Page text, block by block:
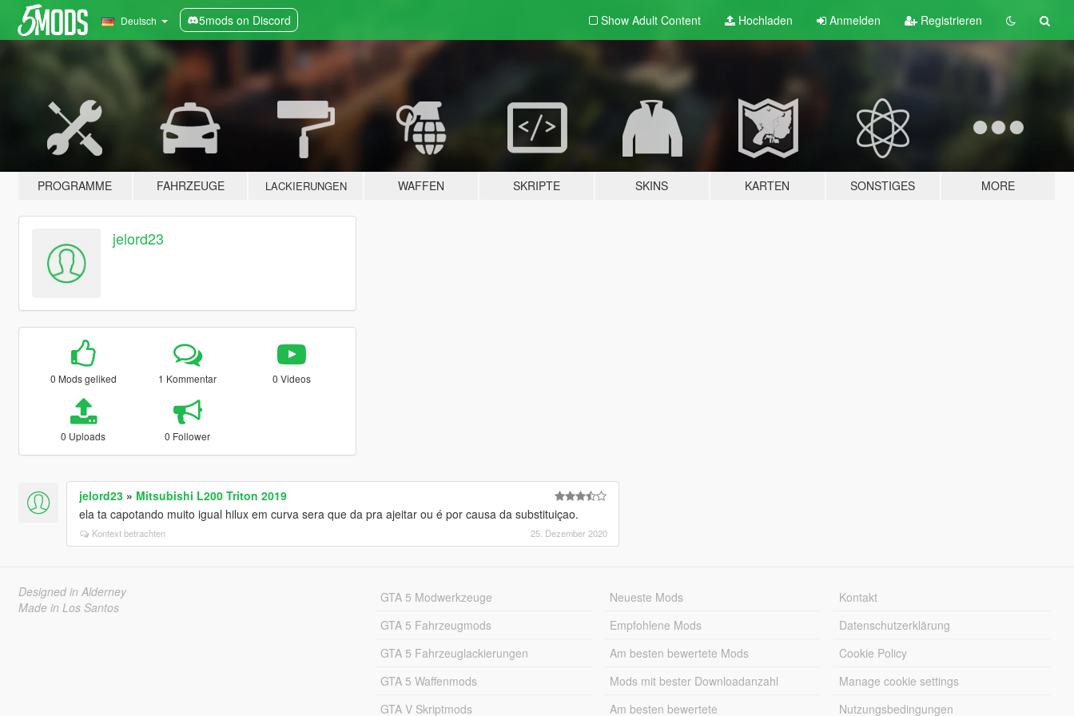
Deutsch 5mods on Discord Show Adult Content Hochladen Anmelden Registrieren
PROGRAMME FAHRZEUGE LACKIERUNGEN WAFFEN SKRIPTE SKINS KARTEN SONSTIGES MORE
jelord23
0 Mods geliked 1 Kommentar 0 Videos
0 Uploads 0 Follower
jelord23» Mitsubishi L200 Triton 2019
ela ta capotando muito igual hilux em curva sera que da pra ajeitar ou é por causa da substituiçao.
Kontext betrachten 25. Dezember 2020
Designed in Alderney
Made in Los Santos
GTA 5 Modwerkzeuge
GTA 5 Fahrzeugmods
GTA 5 Fahrzeuglackierungen
GTA 5 Waffenmods
GTA V Skriptmods
Neueste Mods
Empfohlene Mods
Am besten bewertete Mods
Mods mit bester Downloadanzahl
Am besten bewertete
Kontakt
Datenschutzerklärung
Cookie Policy
Manage cookie settings
Nutzungsbedingungen